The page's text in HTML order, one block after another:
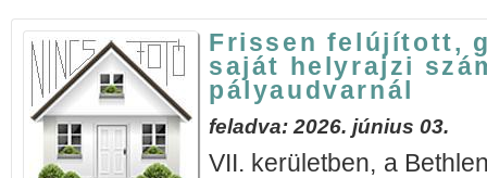
Frissen felújított,
saját helyrajzi
pályaudvarnál
feladva: 2026. június 03.
VII. kerületben, a